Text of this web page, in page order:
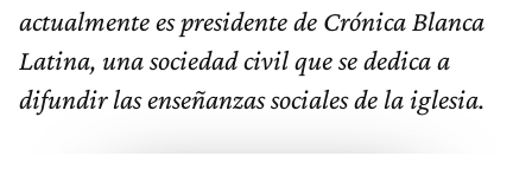
actualmente es presidente de Crónica Blanca
Latina, una sociedad civil que se dedica a
difundir las enseñanzas sociales de la iglesia.